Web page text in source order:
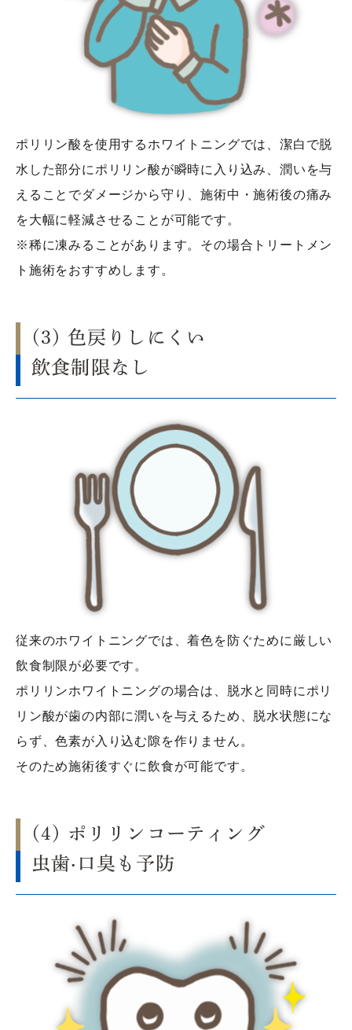
ポリリン酸を使用するホワイトニングでは、潔白で脱
水した部分にポリリン酸が瞬時に入り込み、潤いを与
えることでダメージから守り、施術中・施術後の痛み
を大幅に軽減させることが可能です。
※稀に凍みることがあります。その場合トリートメン
ト施術をおすすめします。
(3) 色戻りしにくい
飲食制限なし
従来のホワイトニングでは、着色を防ぐために厳しい
飲食制限が必要です。
ポリリンホワイトニングの場合は、脱水と同時にポリ
リン酸が歯の内部に潤いを与えるため、脱水状態にな
らず、色素が入り込む隙を作りません。
そのため施術後すぐに飲食が可能です。
(4) ポリリンコーティング
虫歯·口臭も予防